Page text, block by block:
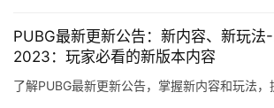
PUBG最新更新公告：新内容、新玩法
2023：玩家必看的新版本内容
了解PUBG最新更新公告，掌握新内容和玩法，